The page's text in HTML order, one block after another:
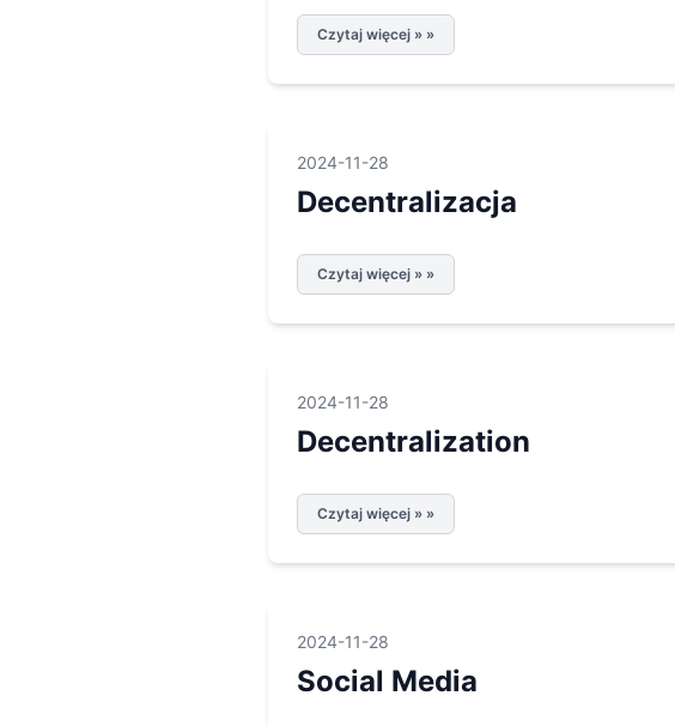
Czytaj więcej » »
2024-11-28
Decentralizacja
Czytaj więcej » »
2024-11-28
Decentralization
Czytaj więcej » »
2024-11-28
Social Media